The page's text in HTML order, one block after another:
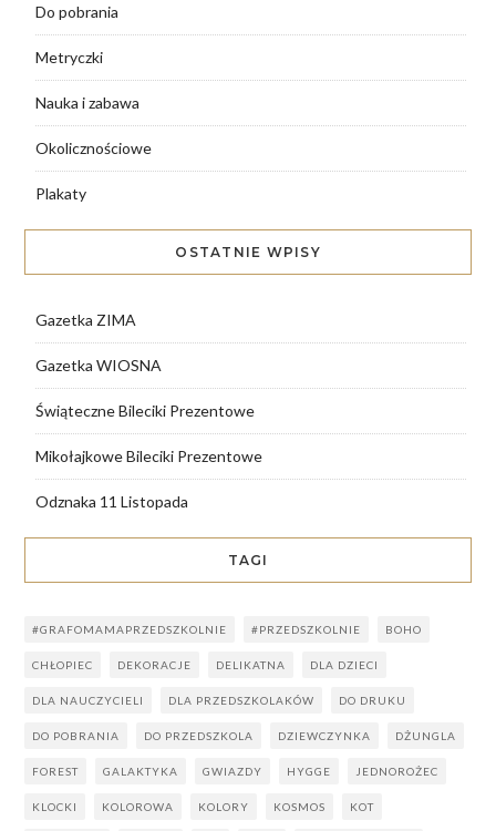
Do pobrania
Metryczki
Nauka i zabawa
Okolicznościowe
Plakaty
OSTATNIE WPISY
Gazetka ZIMA
Gazetka WIOSNA
Świąteczne Bileciki Prezentowe
Mikołajkowe Bileciki Prezentowe
Odznaka 11 Listopada
TAGI
#GRAFOMAMAPRZEDSZKOLNIE #PRZEDSZKOLNIE BOHO
CHŁOPIEC DEKORACJE DELIKATNA DLA DZIECI
DLA NAUCZYCIELI DLA PRZEDSZKOLAKÓW DO DRUKU
DO POBRANIA DO PRZEDSZKOLA DZIEWCZYNKA DŻUNGLA
FOREST GALAKTYKA GWIAZDY HYGGE JEDNOROŻEC
KLOCKI KOLOROWA KOLORY KOSMOS KOT